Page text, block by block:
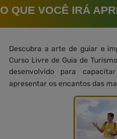
O QUE VOCÊ IRÁ
Descubra a arte de guiar e
Curso Livre de Guia de
desenvolvido para
apresentar os encantos das